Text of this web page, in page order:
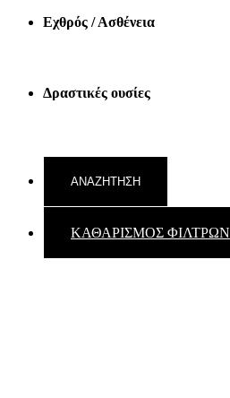
Εχθρός / Ασθένεια
Δραστικές ουσίες
ΚΑΘΑΡΙΣΜΟΣ ΦΙΛΤΡΩΝ